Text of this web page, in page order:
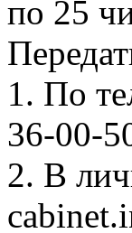
по 25
1. По
36-00-
2. В